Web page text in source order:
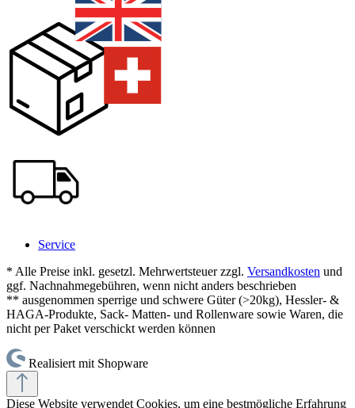
Service
* Alle Preise inkl. gesetzl. Mehrwertsteuer zzgl. Versandkosten und
ggf. Nachnahmegebühren, wenn nicht anders beschrieben
** ausgenommen sperrige und schwere Güter (>20kg), Hessler- &
HAGA-Produkte, Sack- Matten- und Rollenware sowie Waren, die
nicht per Paket verschickt werden können
Realisiert mit Shopware
Diese Website verwendet Cookies, um eine bestmögliche Erfahrung